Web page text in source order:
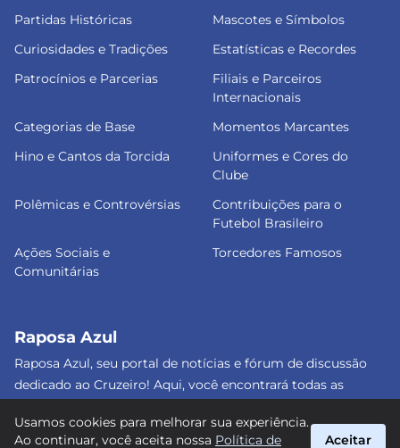
Partidas Históricas
Mascotes e Símbolos
Curiosidades e Tradições
Estatísticas e Recordes
Patrocínios e Parcerias
Filiais e Parceiros
Internacionais
Categorias de Base
Momentos Marcantes
Hino e Cantos da Torcida
Uniformes e Cores do
Clube
Polêmicas e Controvérsias
Contribuições para o
Futebol Brasileiro
Ações Sociais e
Comunitárias
Torcedores Famosos
Raposa Azul
Raposa Azul, seu portal de notícias e fórum de discussão
dedicado ao Cruzeiro! Aqui, você encontrará todas as
sobre o nosso amado clube. Junte-se a nós e faça parte
Usamos cookies para melhorar sua experiência.
Ao continuar, você aceita nossa Política de Aceitar